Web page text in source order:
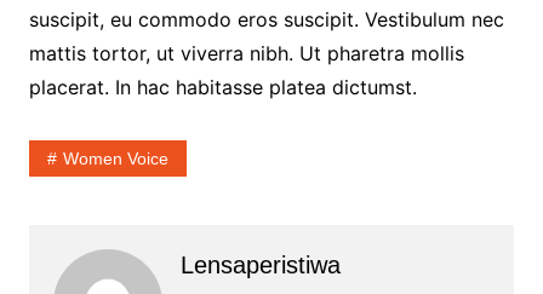
suscipit, eu commodo eros suscipit. Vestibulum nec
mattis tortor, ut viverra nibh. Ut pharetra mollis
placerat. In hac habitasse platea dictumst.
Women Voice
Lensaperistiwa